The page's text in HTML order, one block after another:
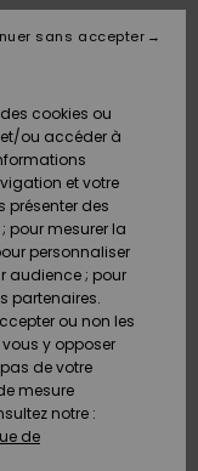
cookies ou
ou accéder à
et votre
présenter des
pour mesurer la
personnaliser
audience ; pour
partenaires.
ou non les
y opposer
de votre
mesure
notre :
de
sans accepter